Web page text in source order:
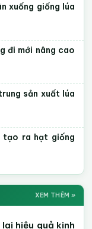
xuống giống lúa
đi mới nâng cao
sản xuất lúa
tạo ra hạt giống
XEM THÊM »
hiệu quả kinh